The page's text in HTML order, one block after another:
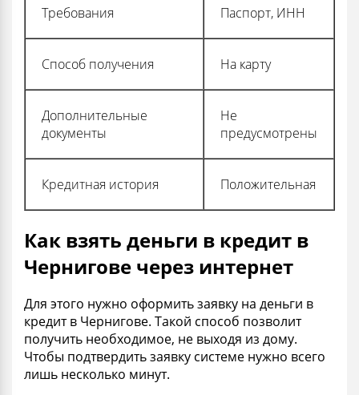
Требования Паспорт, ИНН
Способ получения На карту
Дополнительные
документы
Не
предусмотрены
Кредитная история Положительная
Как взять деньги в кредит в
Чернигове через интернет
Для этого нужно оформить заявку на деньги в
кредит в Чернигове. Такой способ позволит
получить необходимое, не выходя из дому.
Чтобы подтвердить заявку системе нужно всего
лишь несколько минут.